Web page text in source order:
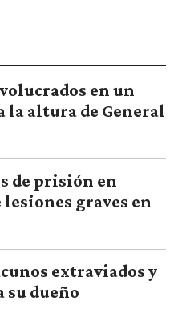
en un
la altura de General
de prisión en
lesiones graves en
extraviados y
dueño